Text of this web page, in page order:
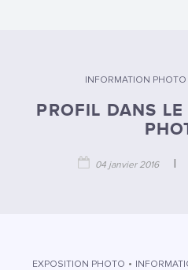
INFORMATION PHOTO
PROFIL DANS
04 janvier 2016
EXPOSITION PHOTO •